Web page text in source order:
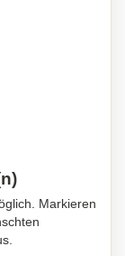
Markieren